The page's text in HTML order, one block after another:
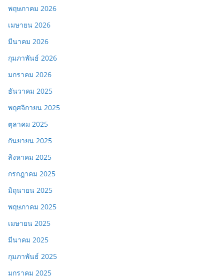
พฤษภาคม 2026
เมษายน 2026
มีนาคม 2026
กุมภาพันธ์ 2026
มกราคม 2026
ธันวาคม 2025
พฤศจิกายน 2025
ตุลาคม 2025
กันยายน 2025
สิงหาคม 2025
กรกฎาคม 2025
มิถุนายน 2025
พฤษภาคม 2025
เมษายน 2025
มีนาคม 2025
กุมภาพันธ์ 2025
มกราคม 2025